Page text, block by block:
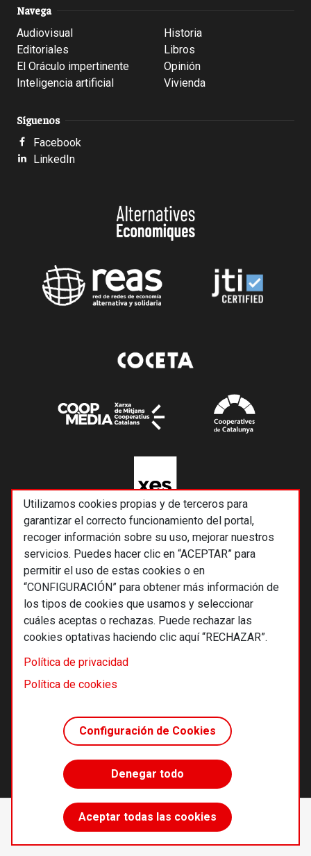
Utilizamos cookies propias y de terceros para
garantizar el correcto funcionamiento del portal,
recoger información sobre su uso, mejorar nuestros
servicios. Puedes hacer clic en “ACEPTAR” para
permitir el uso de estas cookies o en
“CONFIGURACIÓN” para obtener más información de
los tipos de cookies que usamos y seleccionar
cuáles aceptas o rechazas. Puede rechazar las
cookies optativas haciendo clic aquí “RECHAZAR”.
Política de privacidad
Política de cookies
Configuración de Cookies
Denegar todo
Aceptar todas las cookies
Accede sin límites
desde 55 €/año
Suscríbete
Navega
Audiovisual
Editoriales
El Oráculo impertinente
Inteligencia artificial
Historia
Libros
Opinión
Vivienda
Síguenos
Facebook
LinkedIn
© 2026 Alternativas económicas SCCL
Footer
Términos y condiciones de uso
Política de cookies
Principios editoriales